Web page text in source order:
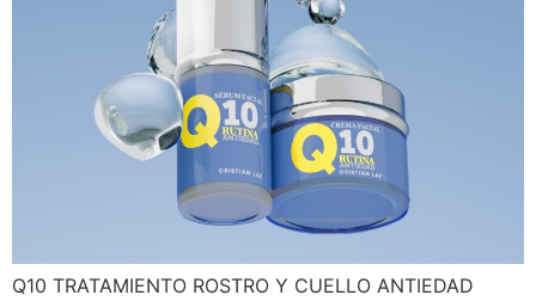
Q10 TRATAMIENTO ROSTRO Y CUELLO ANTIEDAD